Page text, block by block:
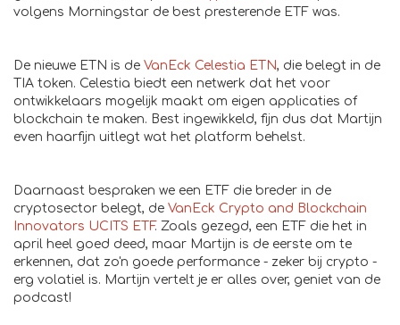
volgens Morningstar de best presterende ETF was.
De nieuwe ETN is de VanEck Celestia ETN, die belegt in de
TIA token. Celestia biedt een netwerk dat het voor
ontwikkelaars mogelijk maakt om eigen applicaties of
blockchain te maken. Best ingewikkeld, fijn dus dat Martijn
even haarfijn uitlegt wat het platform behelst.
Daarnaast bespraken we een ETF die breder in de
cryptosector belegt, de VanEck Crypto and Blockchain
Innovators UCITS ETF. Zoals gezegd, een ETF die het in
april heel goed deed, maar Martijn is de eerste om te
erkennen, dat zo'n goede performance - zeker bij crypto -
erg volatiel is. Martijn vertelt je er alles over, geniet van de
podcast!